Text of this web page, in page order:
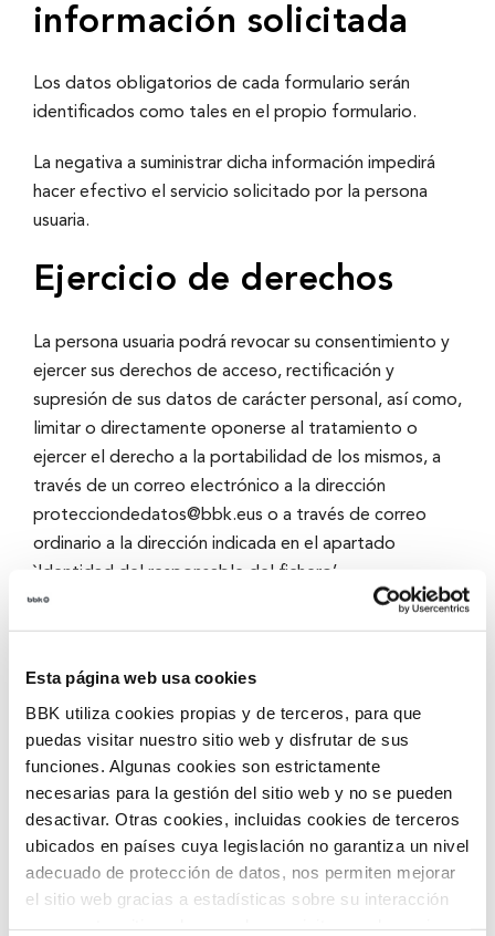
Esta página web usa cookies
BBK utiliza cookies propias y de terceros, para que
puedas visitar nuestro sitio web y disfrutar de sus
funciones. Algunas cookies son estrictamente
necesarias para la gestión del sitio web y no se pueden
desactivar. Otras cookies, incluidas cookies de terceros
ubicados en países cuya legislación no garantiza un nivel
adecuado de protección de datos, nos permiten mejorar
el sitio web gracias a estadísticas sobre su interacción
información solicitada
Los datos obligatorios de cada formulario serán
identificados como tales en el propio formulario.
La negativa a suministrar dicha información impedirá
hacer efectivo el servicio solicitado por la persona
usuaria.
Ejercicio de derechos
La persona usuaria podrá revocar su consentimiento y
ejercer sus derechos de acceso, rectificación y
supresión de sus datos de carácter personal, así­ como,
limitar o directamente oponerse al tratamiento o
ejercer el derecho a la portabilidad de los mismos, a
través de un correo electrónico a la dirección
protecciondedatos@bbk.eus o a través de correo
ordinario a la dirección indicada en el apartado
`Identidad del responsable del fichero’,
identificándose como persona usuaria del Sitio Web,
acreditando suficientemente su identidad y
Asimismo, si desea más información o considera
vulnerado su derecho a la protección de datos de
carácter personal, podrá presentar una reclamación
ante la Agencia Española de Protección de Datos
(www.aepd.es).
Compromisos de la